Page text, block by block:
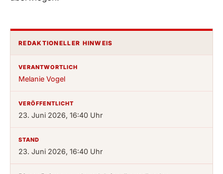
REDAKTIONELLER HINWEIS
VERANTWORTLICH
Melanie Vogel
VERÖFFENTLICHT
23. Juni 2026, 16:40 Uhr
STAND
23. Juni 2026, 16:40 Uhr